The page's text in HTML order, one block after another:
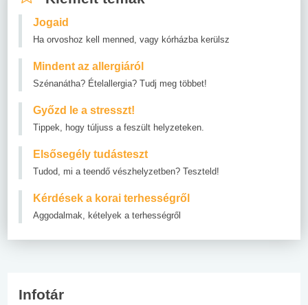
Jogaid
Ha orvoshoz kell menned, vagy kórházba kerülsz
Mindent az allergiáról
Szénanátha? Ételallergia? Tudj meg többet!
Győzd le a stresszt!
Tippek, hogy túljuss a feszült helyzeteken.
Elsősegély tudásteszt
Tudod, mi a teendő vészhelyzetben? Teszteld!
Kérdések a korai terhességről
Aggodalmak, kételyek a terhességről
Infotár